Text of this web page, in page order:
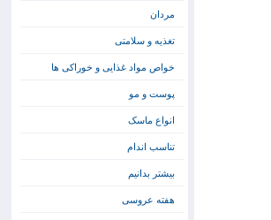
مردان
تغذیه و سلامتی
خواص مواد غذایی و خوراکی ها
پوست و مو
انواع ماسک
تناسب اندام
بیشتر بدانیم
هفته عروسی